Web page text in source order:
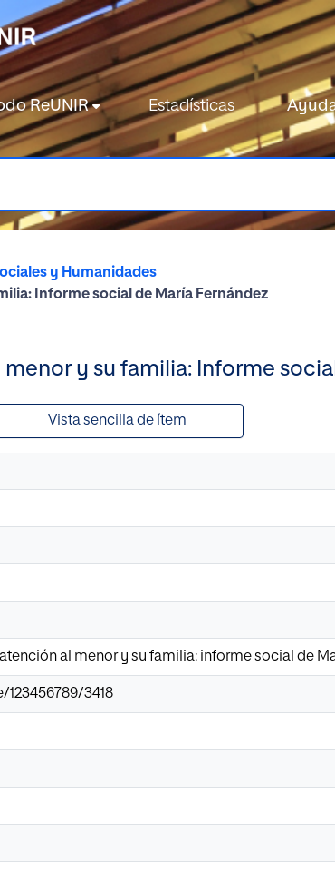
ReUNIR Estadísticas
y Humanidades
Informe social de María Fernández
y su familia: Informe
Vista sencilla de ítem
atención al menor y su familia: informe social de
3418